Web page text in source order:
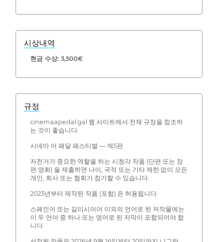
시상내역
현금 수상: 3,500€
규정
cinemaapedal.gal 웹 사이트에서 전체 규정을 참조하
는 것이 좋습니다.
시네마 어 페달 페스티벌 — 제5판
자전거가 중요한 역할을 하는 시청각 작품 (단편 또는 장
편 영화) 을 제출하면 나이, 국적 또는 기타 제한 없이 모든
개인, 회사 또는 협회가 참가할 수 있습니다.
2023년부터 제작된 작품 (포함) 은 허용됩니다.
스페인어 또는 갈리시아어 이외의 언어로 된 저작물에는
이 두 언어 중 하나 또는 영어로 된 자막이 포함되어야 합
니다.